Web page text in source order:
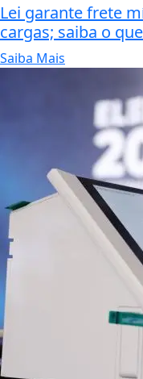
Lei garante frete
cargas; saiba o
Saiba Mais